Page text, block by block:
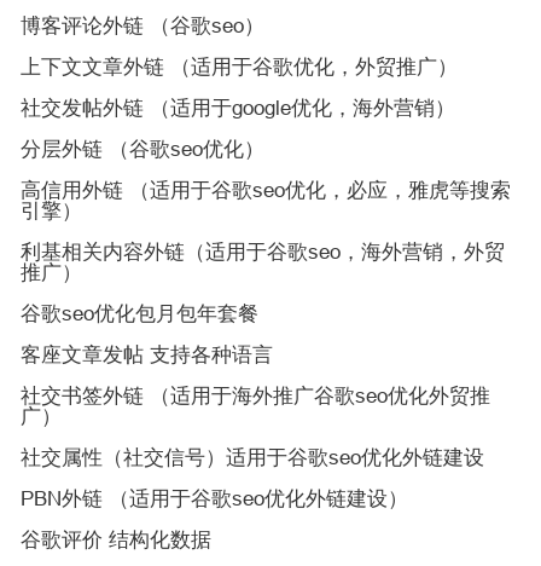
博客评论外链 （谷歌seo）
上下文文章外链 （适用于谷歌优化，外贸推广）
社交发帖外链 （适用于google优化，海外营销）
分层外链 （谷歌seo优化）
高信用外链 （适用于谷歌seo优化，必应，雅虎等搜索
引擎）
利基相关内容外链（适用于谷歌seo，海外营销，外贸
推广）
谷歌seo优化包月包年套餐
客座文章发帖 支持各种语言
社交书签外链 （适用于海外推广谷歌seo优化外贸推
广）
社交属性（社交信号）适用于谷歌seo优化外链建设
PBN外链 （适用于谷歌seo优化外链建设）
谷歌评价 结构化数据